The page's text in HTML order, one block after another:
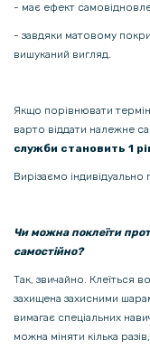
- має ефект
- завдяки матовому
вишуканий вигляд.
Якщо порівнювати
варто віддати належне
служби становить 1
Вирізаємо
Чи можна поклеїти
самостійно?
Так, звичайно. Клеїться
захищена захисними
вимагає спеціальних
можна міняти кілька